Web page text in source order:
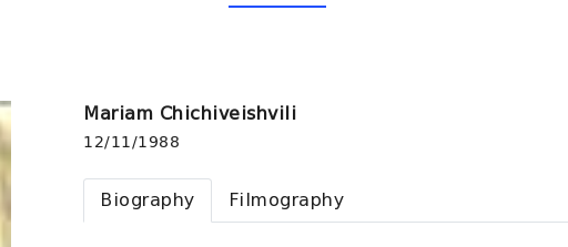
Mariam Chichiveishvili
12/11/1988
Biography Filmography